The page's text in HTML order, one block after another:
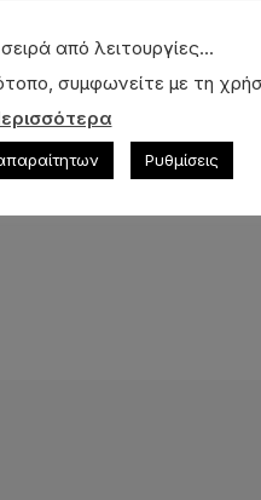
από λειτουργίες...
συμφωνείτε με τη
Ρυθμίσεις